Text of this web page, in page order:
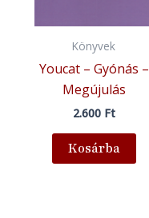
Könyvek
Youcat – Gyónás –
Megújulás
2.600 Ft
Kosárba